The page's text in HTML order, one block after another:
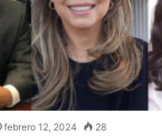
febrero 12, 2024 28